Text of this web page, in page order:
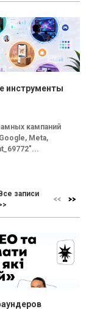
инструменты
кампаний
Meta,
Все записи